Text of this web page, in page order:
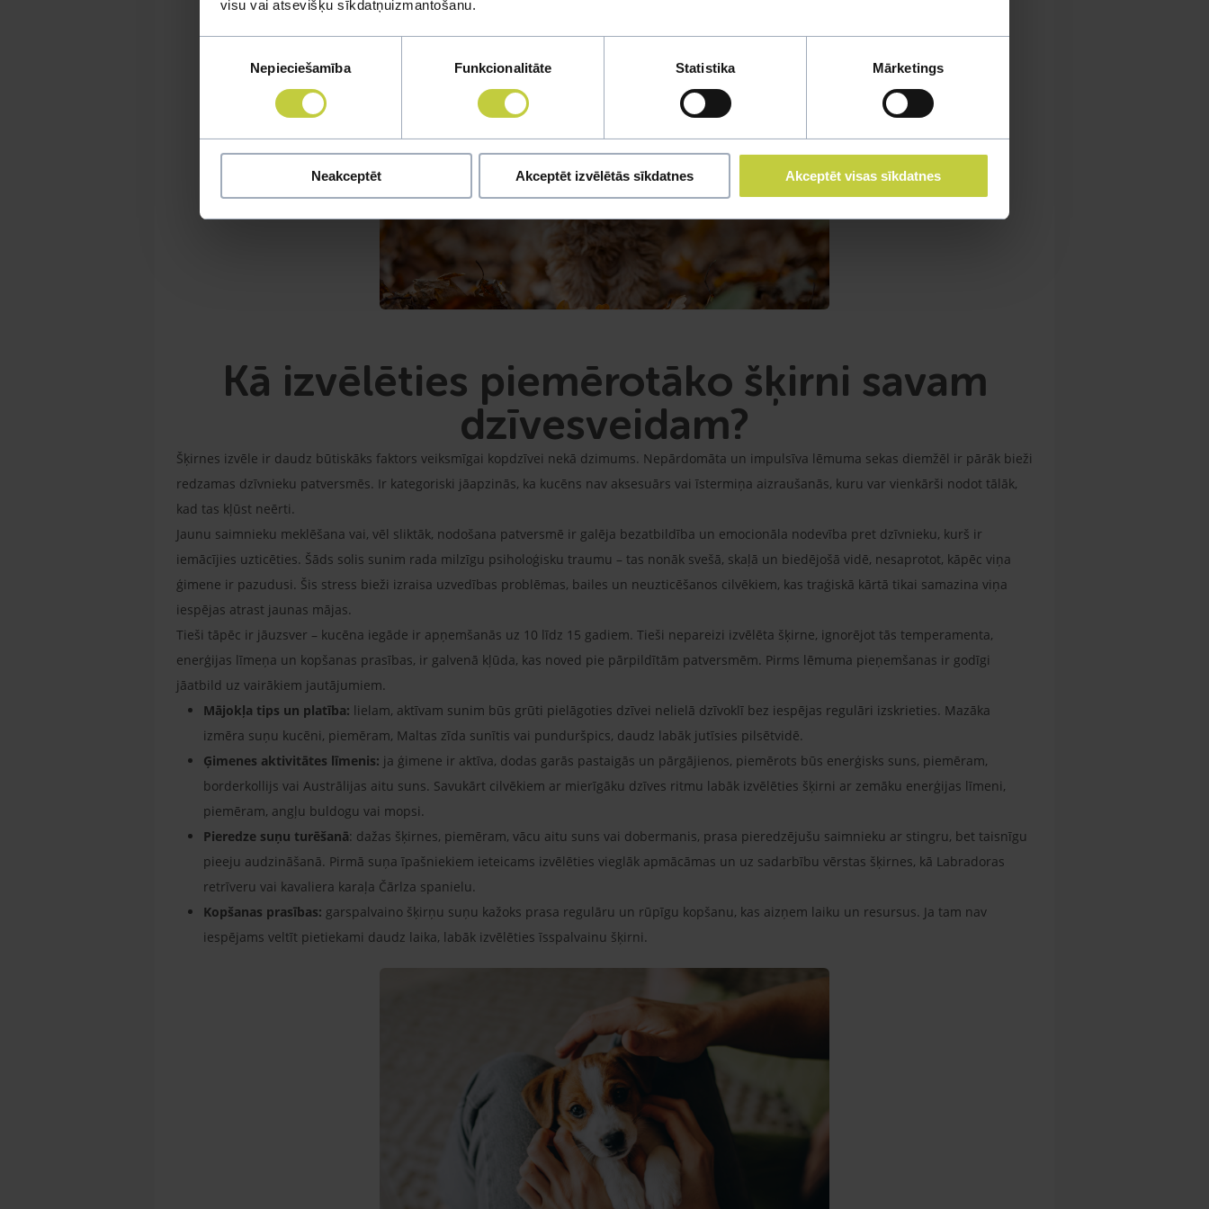
visu vai atsevišķu sīkdatņuizmantošanu.
Nepieciešamība Funkcionalitāte Statistika Mārketings
Neakceptēt Akceptēt izvēlētās sīkdatnes Akceptēt visas sīkdatnes
Kā izvēlēties piemērotāko šķirni savam
dzīvesveidam?
Šķirnes izvēle ir daudz būtiskāks faktors veiksmīgai kopdzīvei nekā dzimums. Nepārdomāta un impulsīva lēmuma sekas diemžēl ir pārāk bieži
redzamas dzīvnieku patversmēs. Ir kategoriski jāapzinās, ka kucēns nav aksesuārs vai īstermiņa aizraušanās, kuru var vienkārši nodot tālāk,
kad tas kļūst neērti.
Jaunu saimnieku meklēšana vai, vēl sliktāk, nodošana patversmē ir galēja bezatbildība un emocionāla nodevība pret dzīvnieku, kurš ir
iemācījies uzticēties. Šāds solis sunim rada milzīgu psiholoģisku traumu – tas nonāk svešā, skaļā un biedējošā vidē, nesaprotot, kāpēc viņa
ģimene ir pazudusi. Šis stress bieži izraisa uzvedības problēmas, bailes un neuzticēšanos cilvēkiem, kas traģiskā kārtā tikai samazina viņa
iespējas atrast jaunas mājas.
Tieši tāpēc ir jāuzsver – kucēna iegāde ir apņemšanās uz 10 līdz 15 gadiem. Tieši nepareizi izvēlēta šķirne, ignorējot tās temperamenta,
enerģijas līmeņa un kopšanas prasības, ir galvenā kļūda, kas noved pie pārpildītām patversmēm. Pirms lēmuma pieņemšanas ir godīgi
jāatbild uz vairākiem jautājumiem.
Mājokļa tips un platība: lielam, aktīvam sunim būs grūti pielāgoties dzīvei nelielā dzīvoklī bez iespējas regulāri izskrieties. Mazāka
izmēra suņu kucēni, piemēram, Maltas zīda sunītis vai punduršpics, daudz labāk jutīsies pilsētvidē.
Ģimenes aktivitātes līmenis: ja ģimene ir aktīva, dodas garās pastaigās un pārgājienos, piemērots būs enerģisks suns, piemēram,
borderkollijs vai Austrālijas aitu suns. Savukārt cilvēkiem ar mierīgāku dzīves ritmu labāk izvēlēties šķirni ar zemāku enerģijas līmeni,
piemēram, angļu buldogu vai mopsi.
Pieredze suņu turēšanā: dažas šķirnes, piemēram, vācu aitu suns vai dobermanis, prasa pieredzējušu saimnieku ar stingru, bet taisnīgu
pieeju audzināšanā. Pirmā suņa īpašniekiem ieteicams izvēlēties vieglāk apmācāmas un uz sadarbību vērstas šķirnes, kā Labradoras
retrīveru vai kavaliera karaļa Čārlza spanielu.
Kopšanas prasības: garspalvaino šķirņu suņu kažoks prasa regulāru un rūpīgu kopšanu, kas aizņem laiku un resursus. Ja tam nav
iespējams veltīt pietiekami daudz laika, labāk izvēlēties īsspalvainu šķirni.